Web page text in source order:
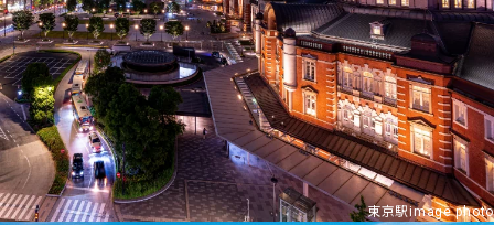
東京駅image photo